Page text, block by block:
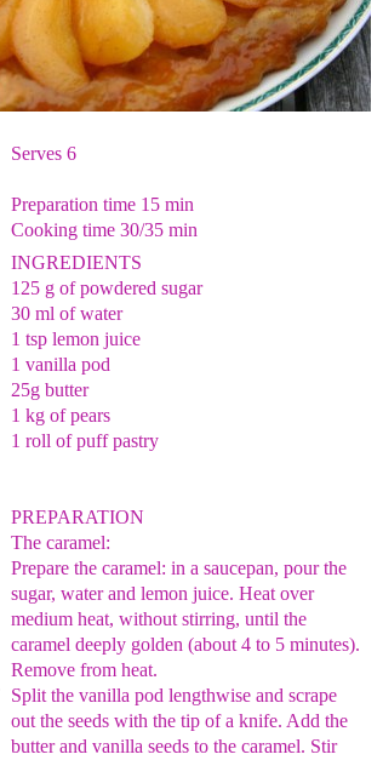
Serves 6
Preparation time 15 min
Cooking time 30/35 min
INGREDIENTS
125 g of powdered sugar
30 ml of water
1 tsp lemon juice
1 vanilla pod
25g butter
1 kg of pears
1 roll of puff pastry
PREPARATION
The caramel:
Prepare the caramel: in a saucepan, pour the
sugar, water and lemon juice. Heat over
medium heat, without stirring, until the
caramel deeply golden (about 4 to 5 minutes).
Remove from heat.
Split the vanilla pod lengthwise and scrape
out the seeds with the tip of a knife. Add the
butter and vanilla seeds to the caramel. Stir